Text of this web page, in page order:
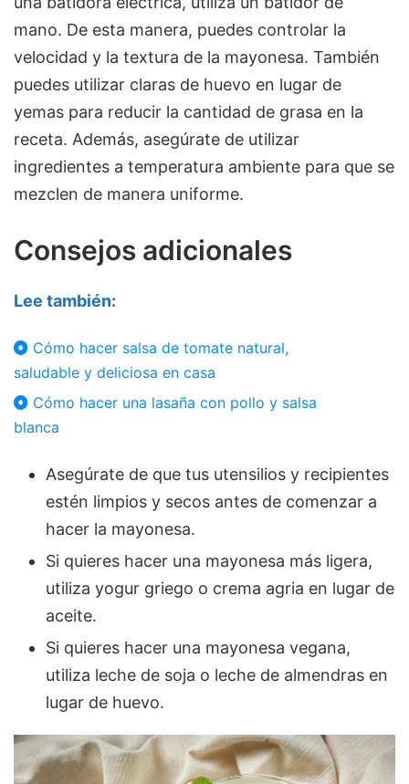
mano. De esta manera, puedes controlar la
velocidad y la textura de la mayonesa. También
puedes utilizar claras de huevo en lugar de
yemas para reducir la cantidad de grasa en la
receta. Además, asegúrate de utilizar
ingredientes a temperatura ambiente para que se
mezclen de manera uniforme.
Consejos adicionales
Lee también:
Cómo hacer salsa de tomate natural,
saludable y deliciosa en casa
Cómo hacer una lasaña con pollo y salsa
blanca
Asegúrate de que tus utensilios y recipientes
estén limpios y secos antes de comenzar a
hacer la mayonesa.
Si quieres hacer una mayonesa más ligera,
utiliza yogur griego o crema agria en lugar de
aceite.
Si quieres hacer una mayonesa vegana,
utiliza leche de soja o leche de almendras en
lugar de huevo.